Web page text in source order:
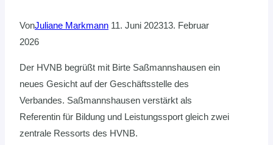
VonJuliane Markmann 11. Juni 202313. Februar
2026
Der HVNB begrüßt mit Birte Saßmannshausen ein
neues Gesicht auf der Geschäftsstelle des
Verbandes. Saßmannshausen verstärkt als
Referentin für Bildung und Leistungssport gleich zwei
zentrale Ressorts des HVNB.